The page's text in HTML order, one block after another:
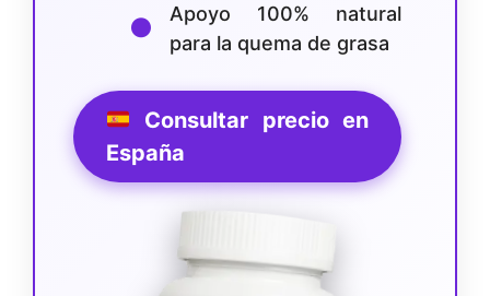
●
Apoyo 100% natural
para la quema de grasa
Consultar precio en
España